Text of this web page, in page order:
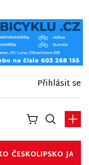
Přihlásit se
ČESKOLIPSKO